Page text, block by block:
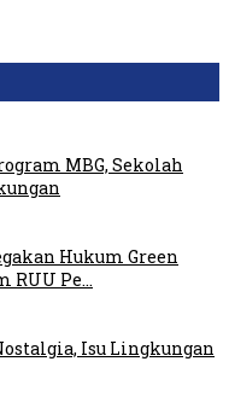
MBG, Sekolah
Hukum Green
RUU Pe…
Isu Lingkungan